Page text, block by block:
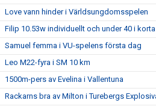
Love vann hinder i Världsungdomsspelen
Filip 10.53w individuellt och under 40 i
Samuel femma i VU-spelens första dag
Leo M22-fyra i SM 10 km
1500m-pers av Evelina i Vallentuna
Rackarns bra av Milton i Turebergs